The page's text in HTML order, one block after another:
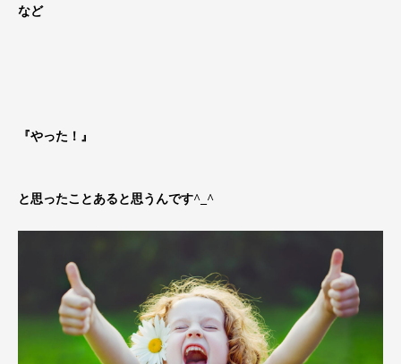
など
『やった！』
と思ったことあると思うんです^_^